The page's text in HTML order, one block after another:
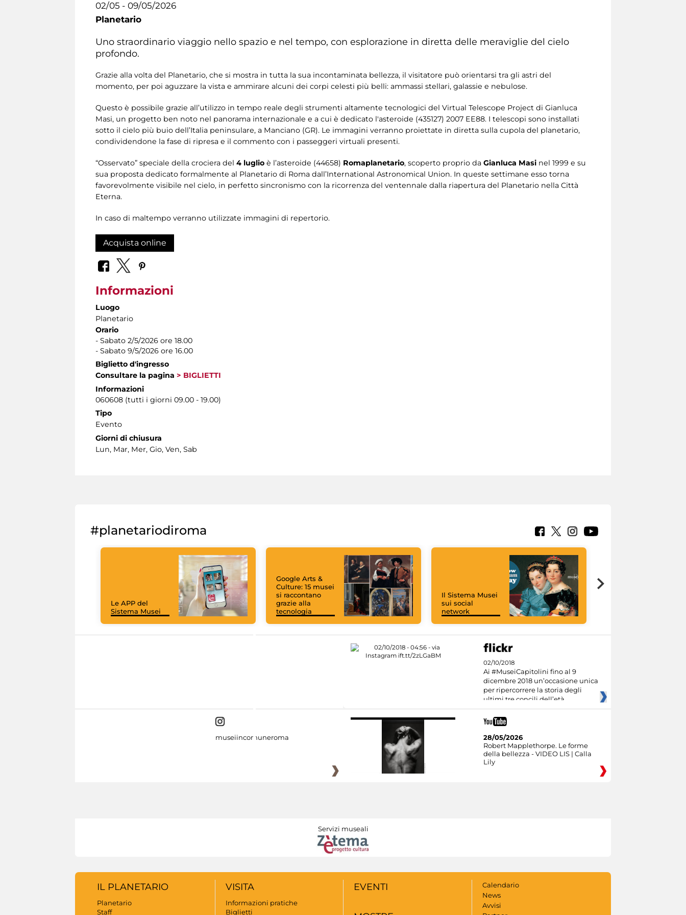
02/05 - 09/05/2026
Planetario
Uno straordinario viaggio nello spazio e nel tempo, con esplorazione in diretta delle meraviglie del cielo
profondo.
Grazie alla volta del Planetario, che si mostra in tutta la sua incontaminata bellezza, il visitatore può orientarsi tra gli astri del
momento, per poi aguzzare la vista e ammirare alcuni dei corpi celesti più belli: ammassi stellari, galassie e nebulose.
Questo è possibile grazie all’utilizzo in tempo reale degli strumenti altamente tecnologici del Virtual Telescope Project di Gianluca
Masi, un progetto ben noto nel panorama internazionale e a cui è dedicato l'asteroide (435127) 2007 EE88. I telescopi sono installati
sotto il cielo più buio dell’Italia peninsulare, a Manciano (GR). Le immagini verranno proiettate in diretta sulla cupola del planetario,
condividendone la fase di ripresa e il commento con i passeggeri virtuali presenti.
“Osservato” speciale della crociera del 4 luglio è l’asteroide (44658) Romaplanetario, scoperto proprio da Gianluca Masi nel 1999 e su
sua proposta dedicato formalmente al Planetario di Roma dall’International Astronomical Union. In queste settimane esso torna
favorevolmente visibile nel cielo, in perfetto sincronismo con la ricorrenza del ventennale dalla riapertura del Planetario nella Città
Eterna.
In caso di maltempo verranno utilizzate immagini di repertorio.
Acquista online
Informazioni
Luogo
Planetario
Orario
- Sabato 2/5/2026 ore 18.00
- Sabato 9/5/2026 ore 16.00
Biglietto d'ingresso
Consultare la pagina > BIGLIETTI
Informazioni
060608 (tutti i giorni 09.00 - 19.00)
Tipo
Evento
Giorni di chiusura
Lun, Mar, Mer, Gio, Ven, Sab
#planetariodiroma
Le APP del
Sistema Musei
Google Arts &
Culture: 15 musei
si raccontano
grazie alla
tecnologia
Il Sistema Musei
sui social
network
02/10/2018
Ai #MuseiCapitolini fino al 9
dicembre 2018 un’occasione unica
per ripercorrere la storia degli
ultimi tre concili dell’età
museiincomuneroma
28/05/2026
Robert Mapplethorpe. Le forme
della bellezza - VIDEO LIS | Calla
Lily
Servizi museali
IL PLANETARIO
Planetario
Staff
VISITA
Informazioni pratiche
Biglietti
EVENTI
Calendario
News
Avvisi